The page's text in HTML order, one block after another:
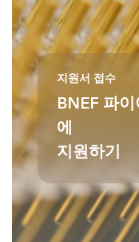
지원서 접수
BNEF 파
에
지원하기